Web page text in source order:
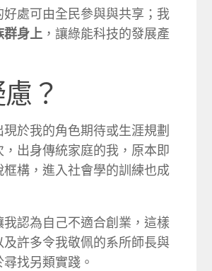
處可由全民參與與共享；我
群身上 ，讓綠能科技的發展產
？
於我的角色期待或生涯規劃
出身傳統家庭的我，原本即
構，進入社會學的訓練也成
認為自己不適合創業，這樣
及許多令我敬佩的系所師長與
找另類實踐。